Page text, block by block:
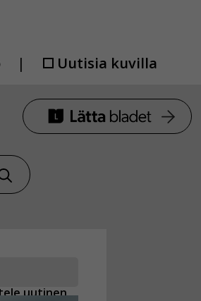
Uutisia kuvilla
uutinen